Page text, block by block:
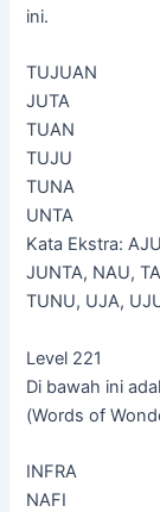
ini.
TUJUAN
JUTA
TUAN
TUJU
TUNA
UNTA
Kata Ekstra:
JUNTA, NAU,
TUNU, UJA,
Level 221
Di bawah ini
(Words of
INFRA
NAFI